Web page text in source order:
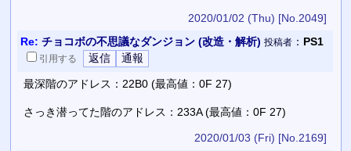
2020/01/02 (Thu) [No.2049]
Re: チョコボの不思議なダンジョン (改造・解析) 投稿者： PS1
引用する
最深階のアドレス：22B0 (最高値：0F 27)
さっき潜ってた階のアドレス：233A (最高値：0F 27)
2020/01/03 (Fri) [No.2169]